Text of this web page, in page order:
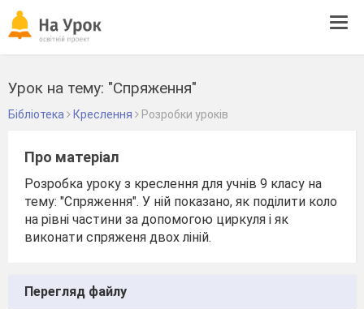
Урок на тему: "Спряження"
Бібліотека Креслення Розробки уроків
Про матеріал
Розробка уроку з креслення для учнів 9 класу на
тему: "Спряження". У ній показано, як поділити коло
на рівні частини за допомогою циркуля і як
виконати спряженя двох ліній.
Перегляд файлу